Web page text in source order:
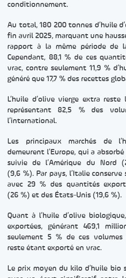
conditionnement.
Au total, 180 200 tonnes d’huile
fin avril 2025, marquant une
rapport à la même période de
Cependant, 88,1 % de ces
vrac, contre seulement 11,9 %
généré que 17,7 % des recettes
L’huile d’olive vierge extra
représentant 82,5 % des
l’international.
Les principaux marchés de
demeurent l’Europe, qui a
suivie de l’Amérique du Nord
(9,6 %). Par pays, l’Italie
avec 29 % des quantités
(26 %) et des États-Unis (19,6 %).
Quant à l’huile d’olive
exportées, générant 469,1
seulement 5 % de ces
reste étant exporté en vrac.
Le prix moyen du kilo d’huile bio